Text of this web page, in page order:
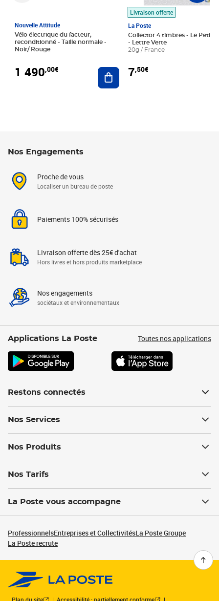
Nouvelle Attitude
Vélo électrique du facteur,
reconditionné - Taille normale -
Noir/ Rouge
1 490,00€ Ajouter au panier
Livraison offerte
La Poste
Collector 4 timbres - Le Petit
- Lettre Verte
20g / France
7,50€
Nos Engagements
Proche de vous
Localiser un bureau de poste
Paiements 100% sécurisés
Livraison offerte dès 25€ d'achat
Hors livres et hors produits marketplace
Nos engagements
sociétaux et environnementaux
Applications La Poste Toutes nos applications
Restons connectés
Nos Services
Nos Produits
Nos Tarifs
La Poste vous accompagne
ProfessionnelsEntreprises et CollectivitésLa Poste Groupe
La Poste recrute